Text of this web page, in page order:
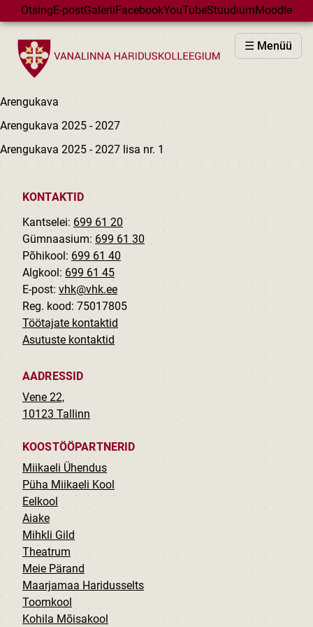
Skip to main content
OtsingE-postGaleriiFacebookYouTubeStuudiumMoodle
☰ Menüü
VHK
VASTUVÕTT
GÜMNAASIUM
MAJAD
HUVIÕPE
KALENDER
Arengukava
Arengukava 2025 - 2027
Arengukava 2025 - 2027 lisa nr. 1
KONTAKTID
Kantselei: 699 61 20
Gümnaasium: 699 61 30
Põhikool: 699 61 40
Algkool: 699 61 45
E-post: vhk@vhk.ee
Reg. kood: 75017805
Töötajate kontaktid
Asutuste kontaktid
AADRESSID
Vene 22,
10123 Tallinn
KOOSTÖÖPARTNERID
Miikaeli Ühendus
Püha Miikaeli Kool
Eelkool
Aiake
Mihkli Gild
Theatrum
Meie Pärand
Maarjamaa Haridusselts
Toomkool
Kohila Mõisakool